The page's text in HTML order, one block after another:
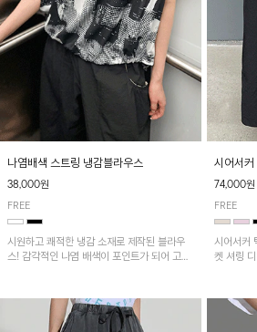
나염배색 스트링 냉감블라우스
38,000원
FREE
시원하고 쾌적한 냉감 소재로 제작된 블라우
스! 감각적인 나염 배색이 포인트가 되어 고급
착용 가능합니다~
시어서커
74,000원
FREE
시어서커
켓 셔링
다. 가볍
아이템